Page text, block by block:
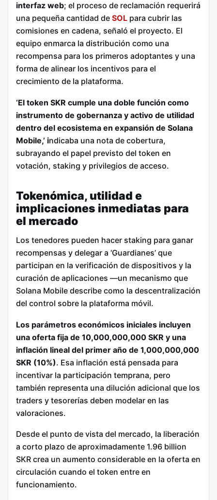
interfaz web; el proceso de reclamación requerirá
una pequeña cantidad de SOL para cubrir las
comisiones en cadena, señaló el proyecto. El
equipo enmarca la distribución como una
recompensa para los primeros adoptantes y una
forma de alinear los incentivos para el
crecimiento de la plataforma.
‘El token SKR cumple una doble función como
instrumento de gobernanza y activo de utilidad
dentro del ecosistema en expansión de Solana
Mobile,’ indicaba una nota de cobertura,
subrayando el papel previsto del token en
votación, staking y privilegios de acceso.
Tokenómica, utilidad e
implicaciones inmediatas para
el mercado
Los tenedores pueden hacer staking para ganar
recompensas y delegar a ‘Guardianes’ que
participan en la verificación de dispositivos y la
curación de aplicaciones —un mecanismo que
Solana Mobile describe como la descentralización
del control sobre la plataforma móvil.
Los parámetros económicos iniciales incluyen
una oferta fija de 10,000,000,000 SKR y una
inflación lineal del primer año de 1,000,000,000
SKR (10%). Esa inflación está pensada para
incentivar la participación temprana, pero
también representa una dilución adicional que los
traders y tesorerías deben modelar en las
valoraciones.
Desde el punto de vista del mercado, la liberación
a corto plazo de aproximadamente 1.96 billion
SKR crea un aumento considerable en la oferta en
circulación cuando el token entre en
funcionamiento.